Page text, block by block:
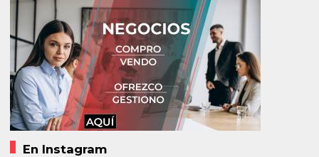
En Instagram